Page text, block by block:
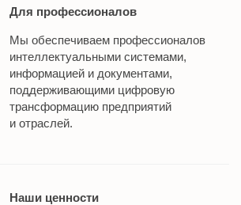
Для профессионалов
Мы обеспечиваем профессионалов
интеллектуальными системами,
информацией и документами,
поддерживающими цифровую
трансформацию предприятий
и отраслей.
Наши ценности